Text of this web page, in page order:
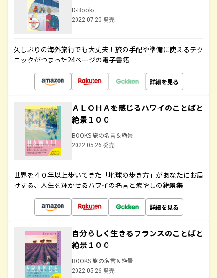
D-Books
2022.07.20 発売
久しぶりの海外旅行でも大丈夫！旅の手配や準備に使えるテク
ニックがつまった24ページの電子書籍
詳細を見る
ＡＬＯＨＡを感じるハワイのことばと
絶景１００
BOOKS 旅の名言＆絶景
2022.05.26 発売
世界を４０年以上歩いてきた「地球の歩き方」があなたにお届
けする、人生を輝かせるハワイの名言と癒やしの絶景集
詳細を見る
自分らしく生きるフランスのことばと
絶景１００
BOOKS 旅の名言＆絶景
2022.05.26 発売